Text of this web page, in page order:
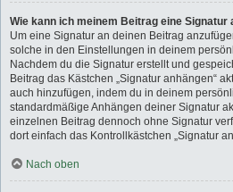
Wie kann ich meinem Beitrag eine Signatur
Um eine Signatur an deinen Beitrag
solche in den Einstellungen in deinem
Nachdem du die Signatur erstellt und
Beitrag das Kästchen „Signatur anhängen“
auch hinzufügen, indem du in deinem
standardmäßige Anhängen deiner Signatur
einzelnen Beitrag dennoch ohne Signatur
dort einfach das Kontrollkästchen „Signatur
Nach oben